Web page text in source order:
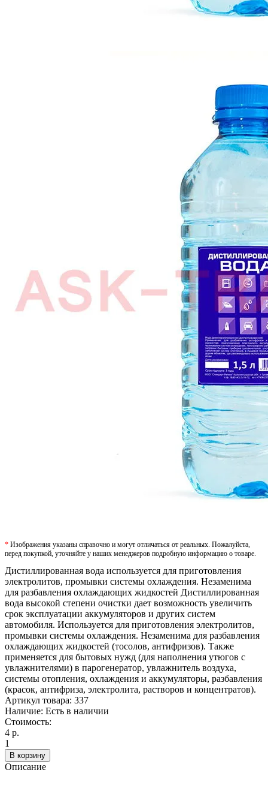
* Изображения указаны справочно и могут отличаться от реальных. Пожалуйста,
перед покупкой, уточняйте у наших менеджеров подробную информацию о товаре.
Дистиллированная вода используется для приготовления
электролитов, промывки системы охлаждения. Незаменима
для разбавления охлаждающих жидкостей Дистиллированная
вода высокой степени очистки дает возможность увеличить
срок эксплуатации аккумуляторов и других систем
автомобиля. Используется для приготовления электролитов,
промывки системы охлаждения. Незаменима для разбавления
охлаждающих жидкостей (тосолов, антифризов). Также
применяется для бытовых нужд (для наполнения утюгов с
увлажнителями) в парогенератор, увлажнитель воздуха,
системы отопления, охлаждения и аккумуляторы, разбавления
(красок, антифриза, электролита, растворов и концентратов).
Артикул товара: 337
Наличие: Есть в наличии
Стоимость:
4 р.
1
В корзину
Описание